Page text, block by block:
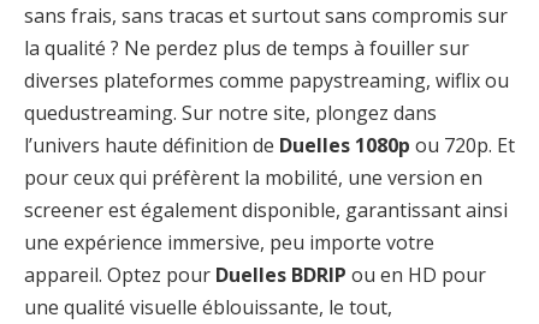
sans frais, sans tracas et surtout sans compromis sur
la qualité ? Ne perdez plus de temps à fouiller sur
diverses plateformes comme papystreaming, wiflix ou
quedustreaming. Sur notre site, plongez dans
l’univers haute définition de Duelles 1080p ou 720p. Et
pour ceux qui préfèrent la mobilité, une version en
screener est également disponible, garantissant ainsi
une expérience immersive, peu importe votre
appareil. Optez pour Duelles BDRIP ou en HD pour
une qualité visuelle éblouissante, le tout,